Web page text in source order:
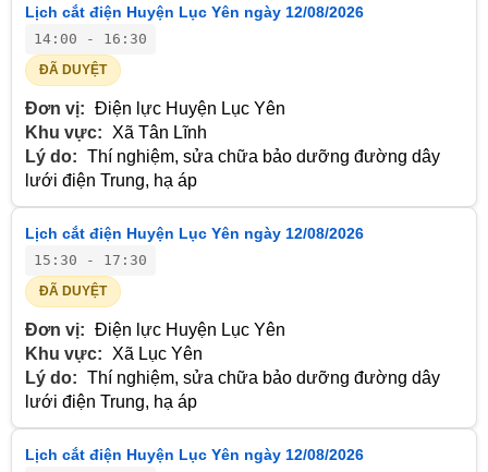
Lịch cắt điện Huyện Lục Yên ngày 12/08/2026
14:00 - 16:30
ĐÃ DUYỆT
Đơn vị: Điện lực Huyện Lục Yên
Khu vực:
Xã Tân Lĩnh
Lý do: Thí nghiệm, sửa chữa bảo dưỡng đường dây
lưới điện Trung, hạ áp
Lịch cắt điện Huyện Lục Yên ngày 12/08/2026
15:30 - 17:30
ĐÃ DUYỆT
Đơn vị: Điện lực Huyện Lục Yên
Khu vực:
Xã Lục Yên
Lý do: Thí nghiệm, sửa chữa bảo dưỡng đường dây
lưới điện Trung, hạ áp
Lịch cắt điện Huyện Lục Yên ngày 12/08/2026